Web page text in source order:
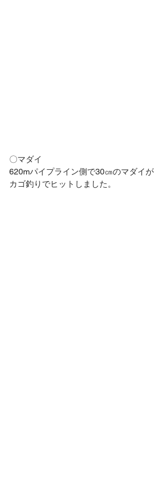
〇マダイ
620mパイプライン側で30㎝のマダイが
カゴ釣りでヒットしました。